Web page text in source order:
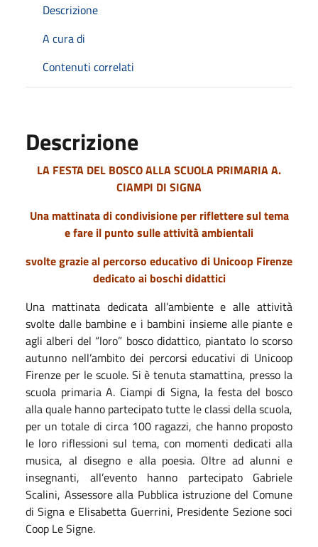
Descrizione
A cura di
Contenuti correlati
Descrizione
LA FESTA DEL BOSCO ALLA SCUOLA PRIMARIA A.
CIAMPI DI SIGNA
Una mattinata di condivisione per riflettere sul tema
e fare il punto sulle attività ambientali
svolte grazie al percorso educativo di Unicoop Firenze
dedicato ai boschi didattici
Una mattinata dedicata all’ambiente e alle attività
svolte dalle bambine e i bambini insieme alle piante e
agli alberi del “loro” bosco didattico, piantato lo scorso
autunno nell’ambito dei percorsi educativi di Unicoop
Firenze per le scuole. Si è tenuta stamattina, presso la
scuola primaria A. Ciampi di Signa, la festa del bosco
alla quale hanno partecipato tutte le classi della scuola,
per un totale di circa 100 ragazzi, che hanno proposto
le loro riflessioni sul tema, con momenti dedicati alla
musica, al disegno e alla poesia. Oltre ad alunni e
insegnanti, all’evento hanno partecipato Gabriele
Scalini, Assessore alla Pubblica istruzione del Comune
di Signa e Elisabetta Guerrini, Presidente Sezione soci
Coop Le Signe.